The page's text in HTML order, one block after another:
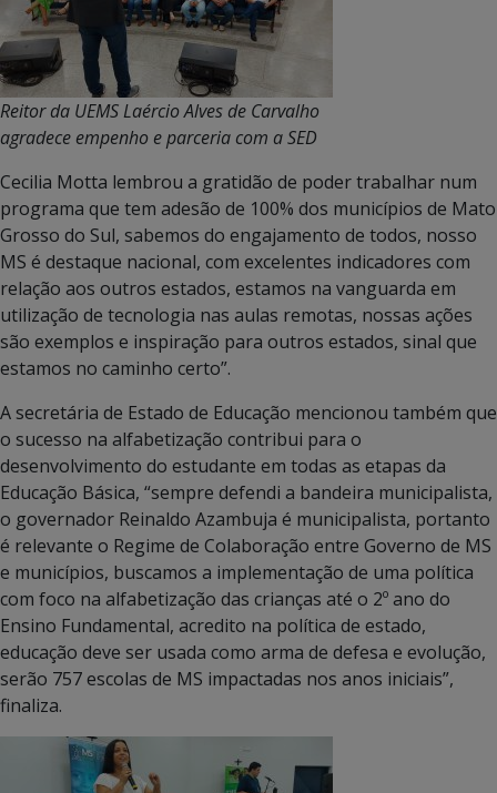
Reitor da UEMS Laércio Alves de Carvalho
agradece empenho e parceria com a SED
Cecilia Motta lembrou a gratidão de poder trabalhar num
programa que tem adesão de 100% dos municípios de Mato
Grosso do Sul, sabemos do engajamento de todos, nosso
MS é destaque nacional, com excelentes indicadores com
relação aos outros estados, estamos na vanguarda em
utilização de tecnologia nas aulas remotas, nossas ações
são exemplos e inspiração para outros estados, sinal que
estamos no caminho certo”.
A secretária de Estado de Educação mencionou também que
o sucesso na alfabetização contribui para o
desenvolvimento do estudante em todas as etapas da
Educação Básica, “sempre defendi a bandeira municipalista,
o governador Reinaldo Azambuja é municipalista, portanto
é relevante o Regime de Colaboração entre Governo de MS
e municípios, buscamos a implementação de uma política
com foco na alfabetização das crianças até o 2º ano do
Ensino Fundamental, acredito na política de estado,
educação deve ser usada como arma de defesa e evolução,
serão 757 escolas de MS impactadas nos anos iniciais”,
finaliza.